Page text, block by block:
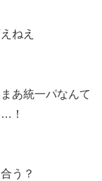
ねえ
あ統一パなんて
！
う？